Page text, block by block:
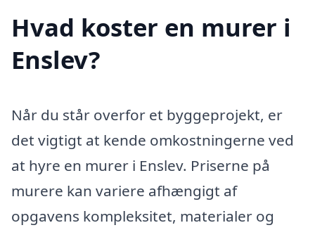
Hvad koster en murer i
Enslev?
Når du står overfor et byggeprojekt, er
det vigtigt at kende omkostningerne ved
at hyre en murer i Enslev. Priserne på
murere kan variere afhængigt af
opgavens kompleksitet, materialer og